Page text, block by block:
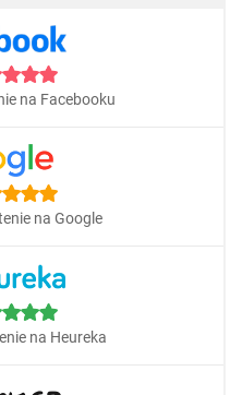
na Facebooku
na Google
na Heureka